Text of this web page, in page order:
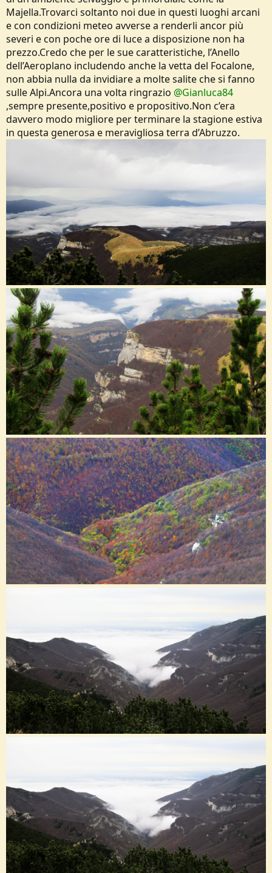
Majella.Trovarci soltanto noi due in questi luoghi arcani
e con condizioni meteo avverse a renderli ancor più
severi e con poche ore di luce a disposizione non ha
prezzo.Credo che per le sue caratteristiche, l’Anello
dell’Aeroplano includendo anche la vetta del Focalone,
non abbia nulla da invidiare a molte salite che si fanno
sulle Alpi.Ancora una volta ringrazio @Gianluca84
,sempre presente,positivo e propositivo.Non c’era
davvero modo migliore per terminare la stagione estiva
in questa generosa e meravigliosa terra d’Abruzzo.